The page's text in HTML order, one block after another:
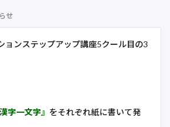
せ
ョンステップアップ講座5クール目の3
字一文字』 をそれぞれ紙に書いて発